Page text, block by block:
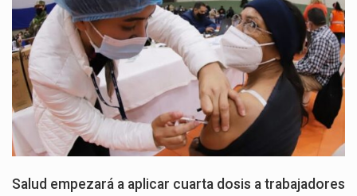
Salud empezará a aplicar cuarta dosis a trabajadores